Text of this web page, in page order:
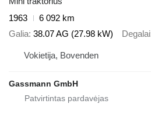
1963
6 092 km
Galia 38.07 AG (27.98 kW) Degalai
Vokietija, Bovenden
Gassmann GmbH